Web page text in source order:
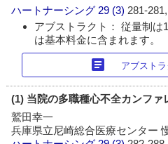
ハートナーシング 29 (3) 281-
アブストラクト： 従量制は
は基本料金に含まれます。
article アブスト
(1) 当院の多職種心不全カンファ
鷲田幸一
兵庫県立尼崎総合医療センター